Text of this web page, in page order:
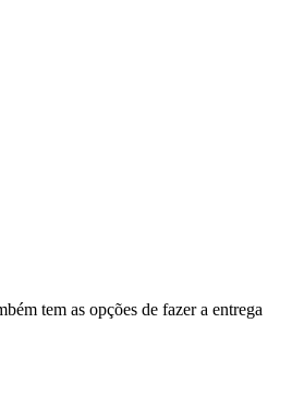
tem as opções de fazer a entrega